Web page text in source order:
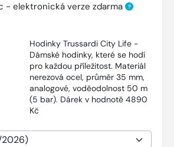
- elektronická verze zdarma ?
Hodinky Trussardi City Life -
Dámské hodinky, které se hodí
pro každou příležitost. Materiál
nerezová ocel, průměr 35 mm,
analogové, voděodolnost 50 m
(5 bar). Dárek v hodnotě 4890
Kč